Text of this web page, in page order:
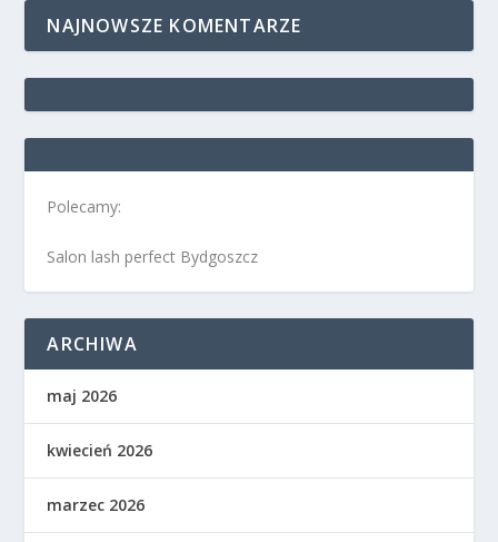
NAJNOWSZE KOMENTARZE
Polecamy:
Salon lash perfect Bydgoszcz
ARCHIWA
maj 2026
kwiecień 2026
marzec 2026